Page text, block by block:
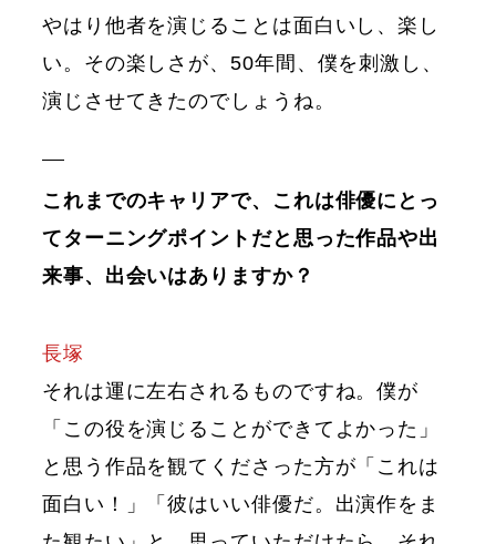
やはり他者を演じることは面白いし、楽し
い。その楽しさが、50年間、僕を刺激し、
演じさせてきたのでしょうね。
これまでのキャリアで、これは俳優にとっ
てターニングポイントだと思った作品や出
来事、出会いはありますか？
長塚
それは運に左右されるものですね。僕が
「この役を演じることができてよかった」
と思う作品を観てくださった方が「これは
面白い！」「彼はいい俳優だ。出演作をま